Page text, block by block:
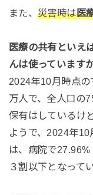
また、災害時は医
医療の共有といえ
んは使っています
2024年10月時点
万人で、全人口の
保有はしているけ
ようで、2024年
は、病院で
３割以下となって